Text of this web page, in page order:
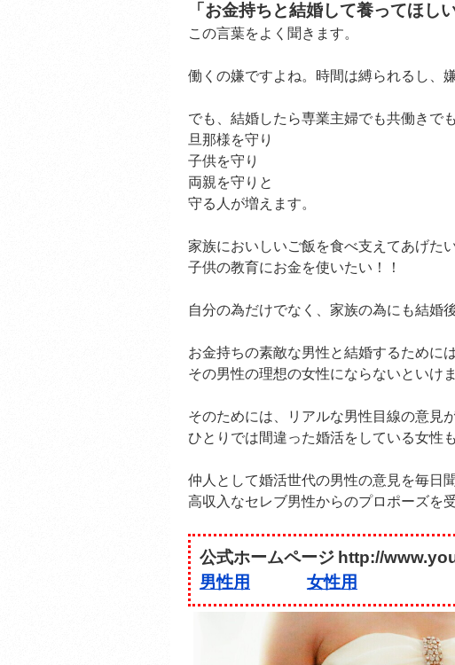
「お金持ちと結婚して養ってほし
この言葉をよく聞きます。
働くの嫌ですよね。時間は縛られるし、
でも、結婚したら専業主婦でも共働きでも
旦那様を守り
子供を守り
両親を守りと
守る人が増えます。
家族においしいご飯を食べ支えてあげたい
子供の教育にお金を使いたい！！
自分の為だけでなく、家族の為にも結婚
お金持ちの素敵な男性と結婚するためには
その男性の理想の女性にならないといけま
そのためには、リアルな男性目線の意見
ひとりでは間違った婚活をしている女性
仲人として婚活世代の男性の意見を毎日
高収入なセレブ男性からのプロポーズを
公式ホームページ http://
男性用
女性用